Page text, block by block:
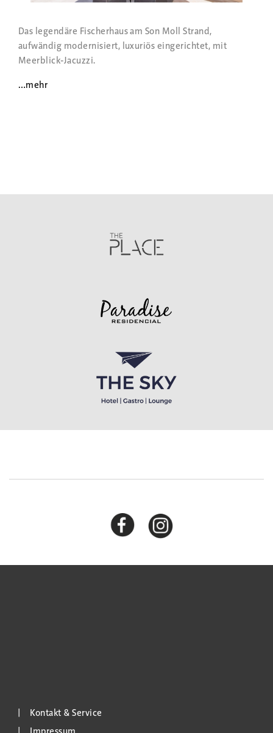
Das legendäre Fischerhaus am Son Moll Strand,
aufwändig modernisiert, luxuriös eingerichtet, mit
Meerblick-Jacuzzi.
…mehr
Kontakt & Service